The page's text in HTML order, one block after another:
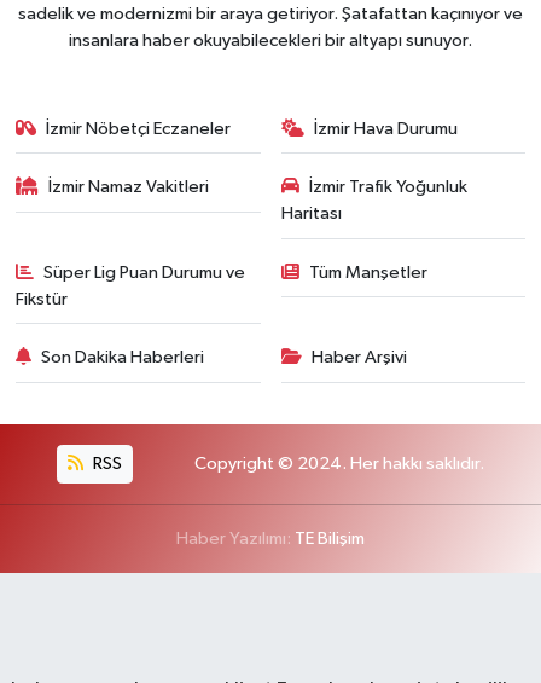
sadelik ve modernizmi bir araya getiriyor. Şatafattan kaçınıyor ve
insanlara haber okuyabilecekleri bir altyapı sunuyor.
İzmir Nöbetçi Eczaneler İzmir Hava Durumu
İzmir Namaz Vakitleri
İzmir Trafik Yoğunluk
Haritası
Süper Lig Puan Durumu ve
Fikstür
Tüm Manşetler
Son Dakika Haberleri Haber Arşivi
RSS Copyright © 2024. Her hakkı saklıdır.
Haber Yazılımı: TE Bilişim